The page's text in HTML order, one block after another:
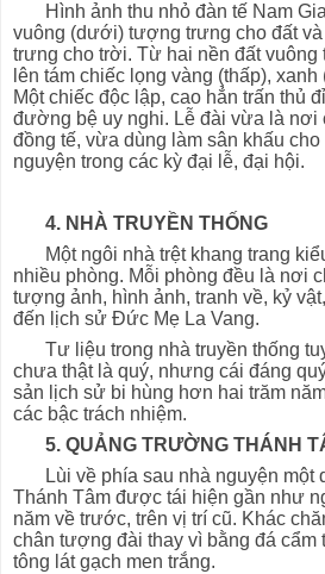
Hình ảnh thu nhỏ đàn tế Nam
vuông (dưới) tượng trưng cho đất
trưng cho trời. Từ hai nền đất
lên tám chiếc lọng vàng (thấp),
Một chiếc độc lập, cao hẳn trấn thủ
đường bệ uy nghi. Lễ đài vừa là nơi
đồng tế, vừa dùng làm sân khấu
nguyện trong các kỳ đại lễ, đại hội.
4. NHÀ TRUYỀN THỐNG
Một ngôi nhà trệt khang trang
nhiều phòng. Mỗi phòng đều là nơi
tượng ảnh, hình ảnh, tranh về, kỷ
đến lịch sử Đức Mẹ La Vang.
Tư liệu trong nhà truyền thống
chưa thật là quý, nhưng cái đáng
sản lịch sử bi hùng hơn hai trăm
các bậc trách nhiệm.
5. QUẢNG TRƯỜNG THÁNH
Lùi về phía sau nhà nguyện một
Thánh Tâm được tái hiện gần như
năm về trước, trên vị trí cũ. Khác
chân tượng đài thay vì bằng đá cẩm
tông lát gạch men trắng.